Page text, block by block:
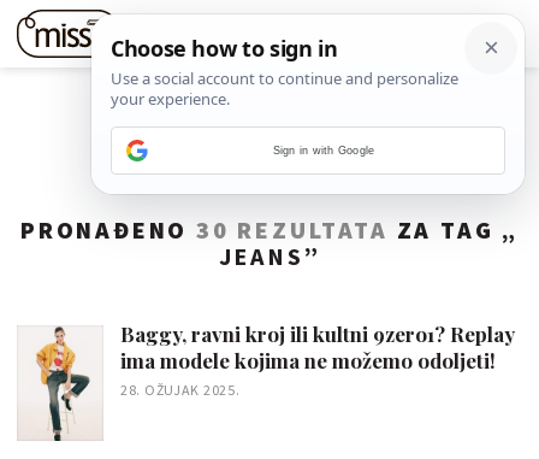
PRONAĐENO30 REZULTATA ZA TAG „
JEANS ”
Baggy, ravni kroj ili kultni 9zero1? Replay
ima modele kojima ne možemo odoljeti!
28. OŽUJAK 2025.
Sign in with Google